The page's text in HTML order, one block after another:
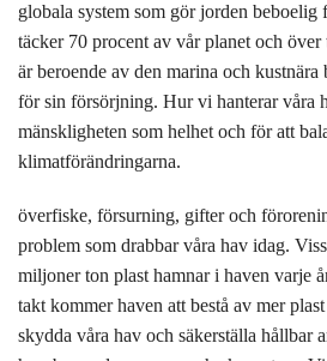
BLIR VÄRLDEN
globala system som gör jorden beboelig
täcker 70 procent av vår planet och
är beroende av den marina och
för sin försörjning. Hur vi hanterar våra
mänskligheten som helhet och för att
klimatförändringarna.
överfiske, försurning, gifter och
problem som drabbar våra hav idag.
miljoner ton plast hamnar i haven varje
takt kommer haven att bestå av mer
skydda våra hav och säkerställa hållbar